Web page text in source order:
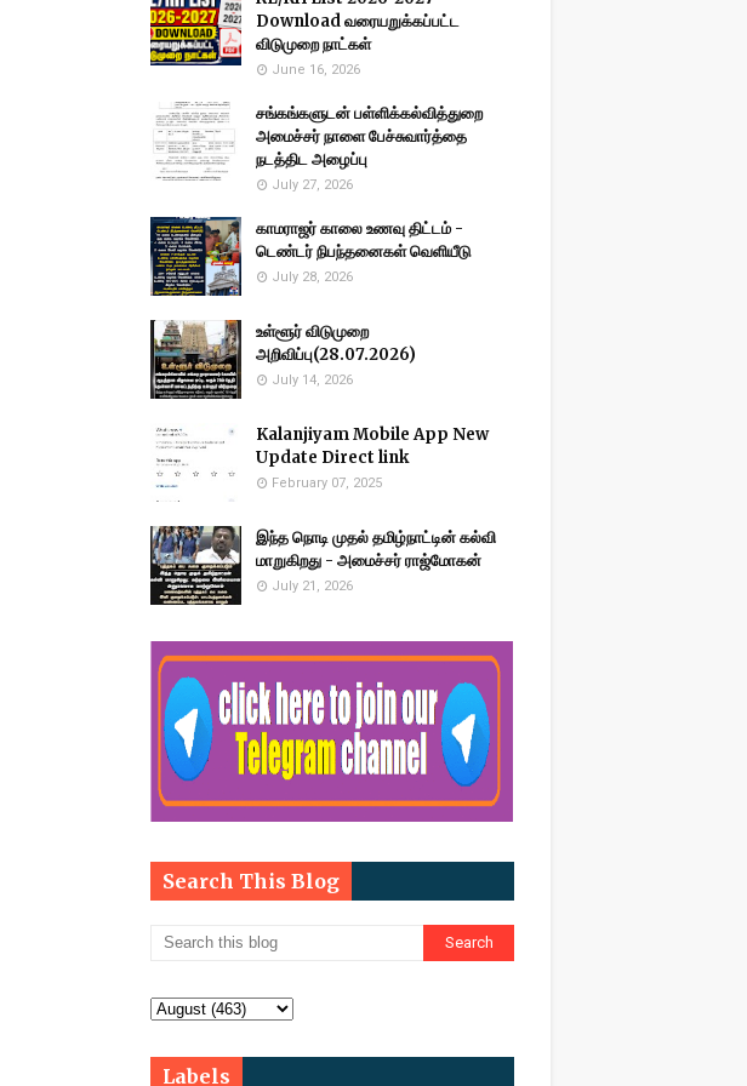
Download வரையறுக்கப்பட்ட
விடுமுறை நாட்கள்
June 16, 2026
சங்கங்களுடன் பள்ளிக்கல்வித்துறை
அமைச்சர் நாளை பேச்சுவார்த்தை
நடத்திட அழைப்பு
July 27, 2026
காமராஜர் காலை உணவு திட்டம் -
டெண்டர் நிபந்தனைகள் வெளியீடு
July 28, 2026
உள்ளூர் விடுமுறை
அறிவிப்பு(28.07.2026)
July 14, 2026
Kalanjiyam Mobile App New
Update Direct link
February 07, 2025
இந்த நொடி முதல் தமிழ்நாட்டின் கல்வி
மாறுகிறது - அமைச்சர் ராஜ்மோகன்
July 21, 2026
Search This Blog
Labels